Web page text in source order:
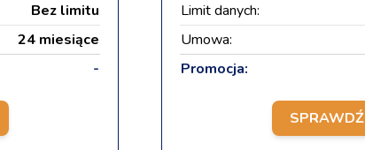
Bez limitu
24 miesiące
-
Limit danych:
Umowa:
Promocja:
SPRAWDŹ